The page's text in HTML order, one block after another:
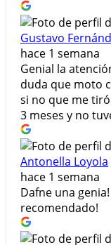
Gustavo
hace 1 semana
Genial la
duda que moto
si no que me
3 meses y no
Antonella Loyola
hace 1 semana
Dafne una
recomendado!